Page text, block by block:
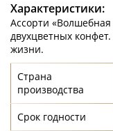
Характеристики:
Ассорти
двухцветных
жизни.
Страна
производства
Срок годности